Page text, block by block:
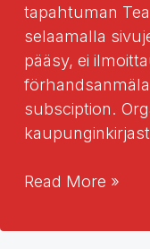
tapahtuman
selaamalla
pääsy, ei
subsciption.
Pieni
suomeksi
Read More »